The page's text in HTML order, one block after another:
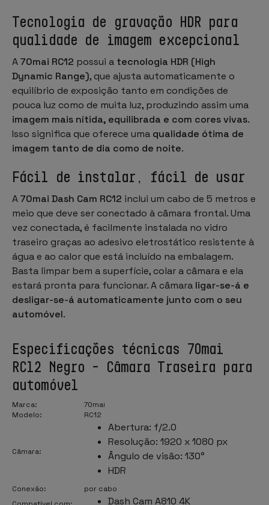
Tecnologia de gravação HDR para
qualidade de imagem excepcional
A70mai RC12 possui a tecnologia HDR (High
Dynamic Range), que ajusta automaticamente o
equilíbrio de exposição tanto em condições de
pouca luz como de muita luz, produzindo assim uma
imagem mais nítida, equilibrada e com cores vivas.
Isso significa que oferece uma qualidade ótima de
imagem tanto de dia como de noite.
Fácil de instalar, fácil de usar
A70mai Dash Cam RC12 inclui um cabo de 5 metros e
meio que deve ser conectado à câmara frontal. Uma
vez conectada, é facilmente instalada no vidro
traseiro graças ao adesivo eletrostático resistente à
água e ao calor que está incluído na embalagem.
Basta limpar bem a superfície, colar a câmara e ela
estará pronta para funcionar. A câmara ligar-se-á e
desligar-se-á automaticamente junto com o seu
automóvel.
Especificações técnicas 70mai
RC12 Negro – Câmara Traseira para
automóvel
Marca:
70mai
Modelo:
RC12
Câmara:
Abertura: f/2.0
Resolução: 1920 x 1080 px
Ângulo de visão: 130°
HDR
Conexão:
por cabo
Dash Cam A810 4K